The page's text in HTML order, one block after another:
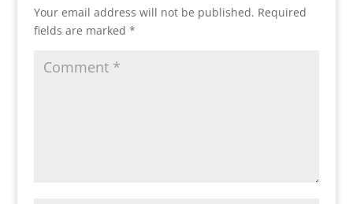
Your email address will not be published. Required
fields are marked *